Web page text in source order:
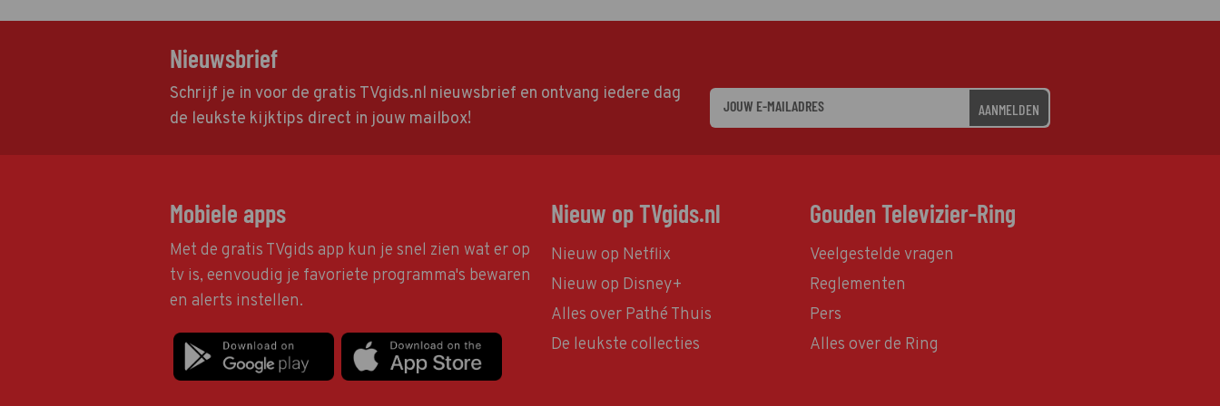
Nieuwsbrief
Schrijf je in voor de gratis TVgids.nl nieuwsbrief en ontvang iedere dag
de leukste kijktips direct in jouw mailbox!
AANMELDEN
Mobiele apps
Met de gratis TVgids app kun je snel zien wat er op
tv is, eenvoudig je favoriete programma's bewaren
en alerts instellen.
Nieuw op TVgids.nl
Nieuw op Netflix
Nieuw op Disney+
Alles over Pathé Thuis
De leukste collecties
Gouden Televizier-Ring
Veelgestelde vragen
Reglementen
Pers
Alles over de Ring